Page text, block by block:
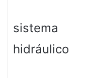
sistema
hidráulico